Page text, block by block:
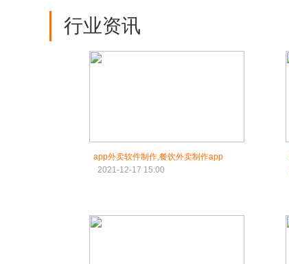
行业资讯
app外卖软件制作,餐饮外卖制作app
2021-12-17 15:00